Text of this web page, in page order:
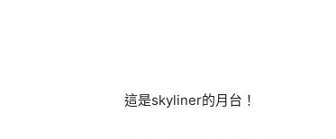
這是skyliner的月台！